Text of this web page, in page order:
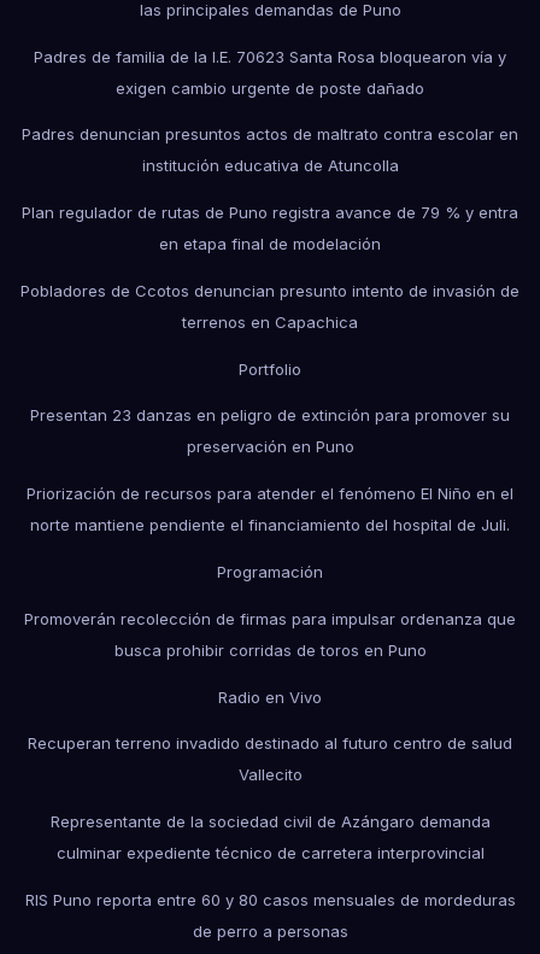
las principales demandas de Puno
Padres de familia de la I.E. 70623 Santa Rosa bloquearon vía y
exigen cambio urgente de poste dañado
Padres denuncian presuntos actos de maltrato contra escolar en
institución educativa de Atuncolla
Plan regulador de rutas de Puno registra avance de 79 % y entra
en etapa final de modelación
Pobladores de Ccotos denuncian presunto intento de invasión de
terrenos en Capachica
Portfolio
Presentan 23 danzas en peligro de extinción para promover su
preservación en Puno
Priorización de recursos para atender el fenómeno El Niño en el
norte mantiene pendiente el financiamiento del hospital de Juli.
Programación
Promoverán recolección de firmas para impulsar ordenanza que
busca prohibir corridas de toros en Puno
Radio en Vivo
Recuperan terreno invadido destinado al futuro centro de salud
Vallecito
Representante de la sociedad civil de Azángaro demanda
culminar expediente técnico de carretera interprovincial
RIS Puno reporta entre 60 y 80 casos mensuales de mordeduras
de perro a personas